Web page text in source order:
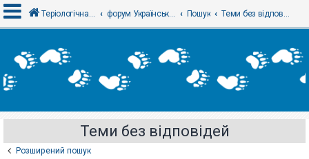
х
і
е
Теріологічна школа форум Українського теріологічного товариства Пошук Теми без відповідей
Теми без відповідей
Розширений пошук